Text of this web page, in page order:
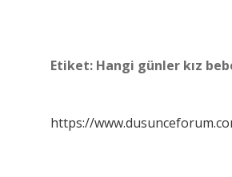
Etiket: Hangi günler kız
https://